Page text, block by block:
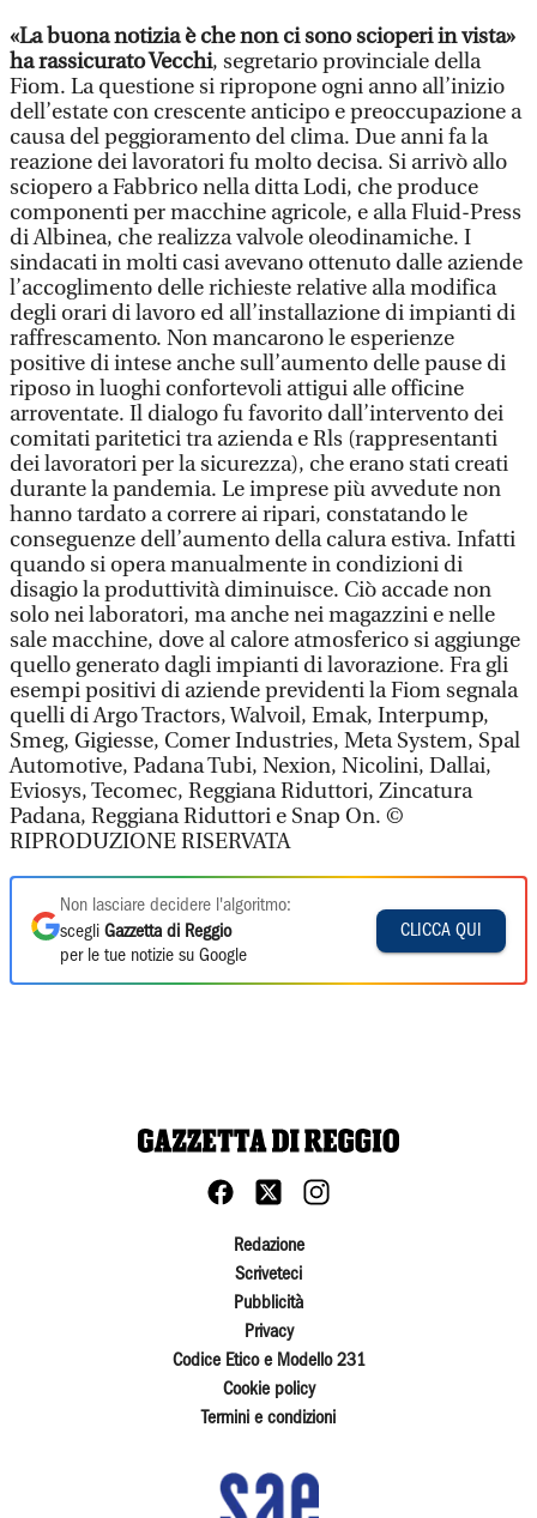
«La buona notizia è che non ci sono scioperi in vista»
ha rassicurato Vecchi, segretario provinciale della
Fiom. La questione si ripropone ogni anno all’inizio
dell’estate con crescente anticipo e preoccupazione a
causa del peggioramento del clima. Due anni fa la
reazione dei lavoratori fu molto decisa. Si arrivò allo
sciopero a Fabbrico nella ditta Lodi, che produce
componenti per macchine agricole, e alla Fluid-Press
di Albinea, che realizza valvole oleodinamiche. I
sindacati in molti casi avevano ottenuto dalle aziende
l’accoglimento delle richieste relative alla modifica
degli orari di lavoro ed all’installazione di impianti di
raffrescamento. Non mancarono le esperienze
positive di intese anche sull’aumento delle pause di
riposo in luoghi confortevoli attigui alle officine
arroventate. Il dialogo fu favorito dall’intervento dei
comitati paritetici tra azienda e Rls (rappresentanti
dei lavoratori per la sicurezza), che erano stati creati
durante la pandemia. Le imprese più avvedute non
hanno tardato a correre ai ripari, constatando le
conseguenze dell’aumento della calura estiva. Infatti
quando si opera manualmente in condizioni di
disagio la produttività diminuisce. Ciò accade non
solo nei laboratori, ma anche nei magazzini e nelle
sale macchine, dove al calore atmosferico si aggiunge
quello generato dagli impianti di lavorazione. Fra gli
esempi positivi di aziende previdenti la Fiom segnala
quelli di Argo Tractors, Walvoil, Emak, Interpump,
Smeg, Gigiesse, Comer Industries, Meta System, Spal
Automotive, Padana Tubi, Nexion, Nicolini, Dallai,
Eviosys, Tecomec, Reggiana Riduttori, Zincatura
Padana, Reggiana Riduttori e Snap On. ©
RIPRODUZIONE RISERVATA
Non lasciare decidere l'algoritmo:
scegli Gazzetta di Reggio
per le tue notizie su Google
CLICCA QUI
Redazione
Scriveteci
Pubblicità
Privacy
Codice Etico e Modello 231
Cookie policy
Termini e condizioni